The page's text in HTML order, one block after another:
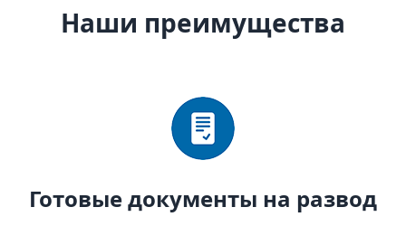
Наши преимущества
Готовые документы на развод